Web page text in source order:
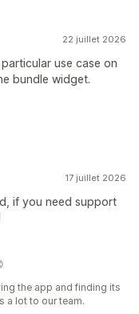
22 juillet 2026
use case on
bundle widget.
17 juillet 2026
if you need support
the app and finding its
a lot to our team.